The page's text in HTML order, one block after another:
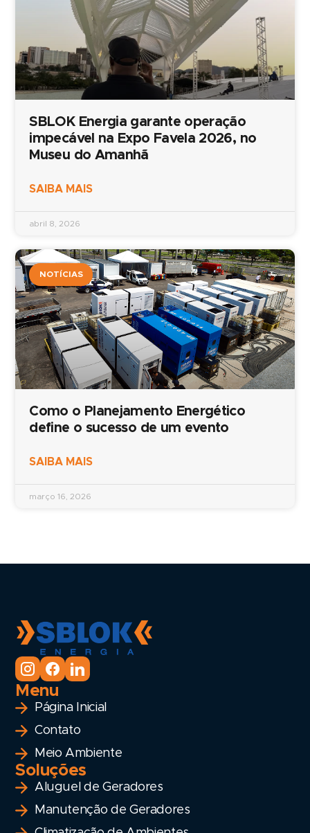
SBLOK Energia garante operação
impecável na Expo Favela 2026, no
Museu do Amanhã
SAIBA MAIS
abril 8, 2026
NOTÍCIAS
Como o Planejamento Energético
define o sucesso de um evento
SAIBA MAIS
março 16, 2026
Menu
Página Inicial
Contato
Meio Ambiente
Soluções
Aluguel de Geradores
Manutenção de Geradores